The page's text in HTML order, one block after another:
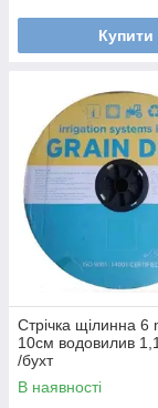
Купити
Стрічка щілинна 6
10см водовилив
/бухт
В наявності